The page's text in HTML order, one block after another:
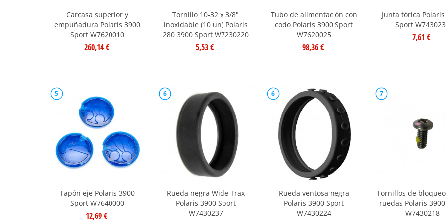
Carcasa superior y
empuñadura Polaris 3900
Sport W7620010
260,14 €
Tornillo 10-32 x 3/8"
inoxidable (10 un) Polaris
280 3900 Sport W7230220
5,53 €
Tubo de alimentación con
codo Polaris 3900 Sport
W7620025
98,36 €
Junta tórica
Sport
7,61 €
5
Tapón eje Polaris 3900
Sport W7640000
12,69 €
6
Rueda negra Wide Trax
Polaris 3900 Sport
W7430237
6
Rueda ventosa negra
Polaris 3900 Sport
W7430224
7
Tornillos de
ruedas Polaris
W7430218